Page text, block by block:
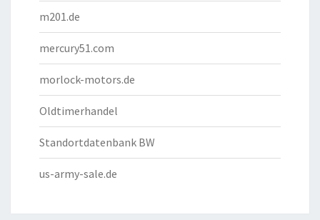
m201.de
mercury51.com
morlock-motors.de
Oldtimerhandel
Standortdatenbank BW
us-army-sale.de